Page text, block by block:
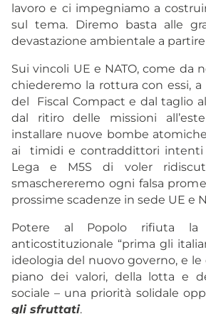
lavoro e ci impegniamo a
sul tema. Diremo basta alle
devastazione ambientale a partire
Sui vincoli UE e NATO, come da
chiederemo la rottura con essi,
del Fiscal Compact e dal taglio
dal ritiro delle missioni
installare nuove bombe
ai timidi e contraddittori intenti
Lega e M5S di voler
smaschereremo ogni falsa
prossime scadenze in sede UE e
Potere al Popolo rifiuta la
anticostituzionale “prima gli
ideologia del nuovo governo, e le
piano dei valori, della lotta e
sociale – una priorità solidale
gli sfruttati.